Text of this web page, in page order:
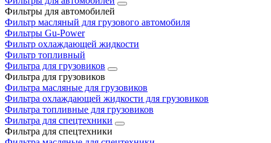
Фильтры для автомобилей
Фильтр масляный для грузового автомобиля
Фильтры Gu-Power
Фильтр охлаждающей жидкости
Фильтр топливный
Фильтра для грузовиков
Фильтра для грузовиков
Фильтра масляные для грузовиков
Фильтра охлаждающей жидкости для грузовиков
Фильтра топливные для грузовиков
Фильтра для спецтехники
Фильтра для спецтехники